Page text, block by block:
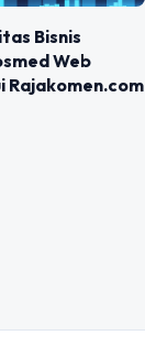
Bisnis
Web
Rajakomen.com